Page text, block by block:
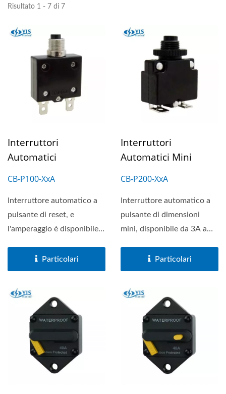
Risultato 1 - 7 di 7
Interruttori
Automatici
CB-P100-XxA
Interruttore automatico a
pulsante di reset, e
l'amperaggio è disponibile
Particolari
Interruttori
Automatici Mini
CB-P200-XxA
Interruttore automatico a
pulsante di dimensioni
mini, disponibile da 3A a
Particolari